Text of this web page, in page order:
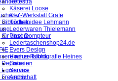
Bibliothek
für unsere
neue Rubrik
Depression
Egoismus
Freundschaft
Helestra
Käserei Loose
KFZ-Werkstatt Gräfe
Küchenidee Lehmann
Lederwaren Thielemann
Pixel Dompteur
Ledertaschenshop24.de
Evers Design
Hochzeitsfotografie Heines
Galerien
Service
Archiv